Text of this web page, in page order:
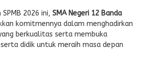
2026 ini, SMA Negeri 12 Banda
komitmennya dalam menghadirkan
berkualitas serta membuka
didik untuk meraih masa depan